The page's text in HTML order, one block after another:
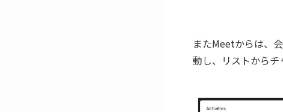
またMeetからは、
動し、リストからチ